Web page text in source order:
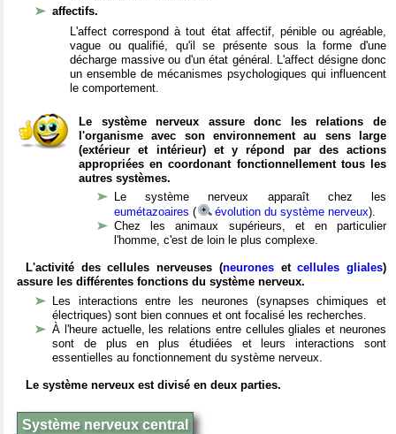
affectifs.
L'affect correspond à tout état affectif, pénible ou agréable,
vague ou qualifié, qu'il se présente sous la forme d'une
décharge massive ou d'un état général. L'affect désigne donc
un ensemble de mécanismes psychologiques qui influencent
le comportement.
Le système nerveux assure donc les relations de
l'organisme avec son environnement au sens large
(extérieur et intérieur) et y répond par des actions
appropriées en coordonant fonctionnellement tous les
autres systèmes.
Le système nerveux apparaît chez les
eumétazoaires ( évolution du système nerveux).
Chez les animaux supérieurs, et en particulier
l'homme, c'est de loin le plus complexe.
L'activité des cellules nerveuses (neuronesetcellules gliales)
assure les différentes fonctions du système nerveux.
Les interactions entre les neurones (synapses chimiques et
électriques) sont bien connues et ont focalisé les recherches.
À l'heure actuelle, les relations entre cellules gliales et neurones
sont de plus en plus étudiées et leurs interactions sont
essentielles au fonctionnement du système nerveux.
Le système nerveux est divisé en deux parties.
Système nerveux central